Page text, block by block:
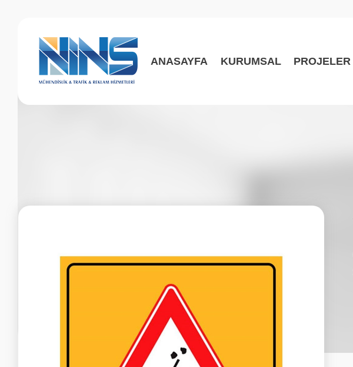
ANASAYFA KURUMSAL PROJELER